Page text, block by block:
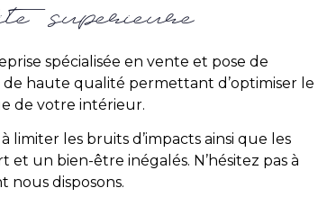
supérieure
spécialisée en vente et pose de
de haute qualité permettant d’optimiser le
de votre intérieur.
limiter les bruits d’impacts ainsi que les
un bien-être inégalés. N’hésitez pas à
nous disposons.